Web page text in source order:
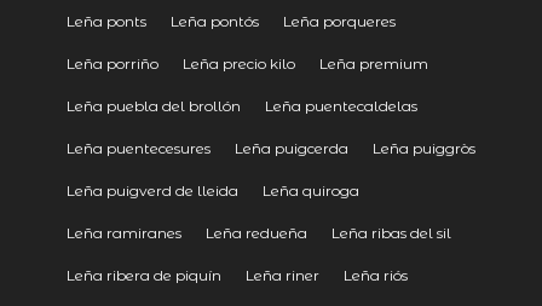
Leña ponts Leña pontós Leña porqueres
Leña porriño Leña precio kilo Leña premium
Leña puebla del brollón Leña puentecaldelas
Leña puentecesures Leña puigcerda Leña puiggròs
Leña puigverd de lleida Leña quiroga
Leña ramiranes Leña redueña Leña ribas del sil
Leña ribera de piquín Leña riner Leña riós